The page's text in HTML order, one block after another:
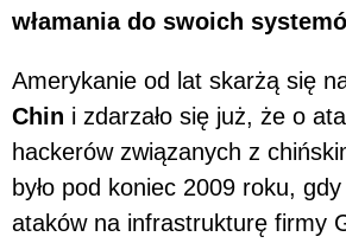
włamania do swoich
Amerykanie od lat skarżą się
Chin i zdarzało się już, że o
hackerów związanych z
było pod koniec 2009 roku, gdy
ataków na infrastrukturę firmy